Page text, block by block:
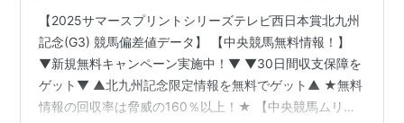
【2025サマースプリントシリーズテレビ西日本賞北九州
記念(G3) 競馬偏差値データ】 【中央競馬無料情報！】
▼新規無料キャンペーン実施中！▼ ▼30日間収支保障を
ゲット▼ ▲北九州記念限定情報を無料でゲット▲ ★無料
情報の回収率は脅威の160％以上！★ 【中央競馬ムリョ